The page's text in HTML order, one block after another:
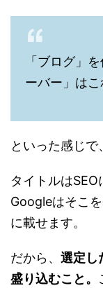
「ブログ」
ーバー」は
といった感じで
タイトルはSEO
Googleはそこ
に載せます。
だから、 選定し
盛り込むこと。